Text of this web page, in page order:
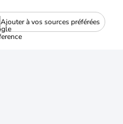
Ajouter à vos sources préférées